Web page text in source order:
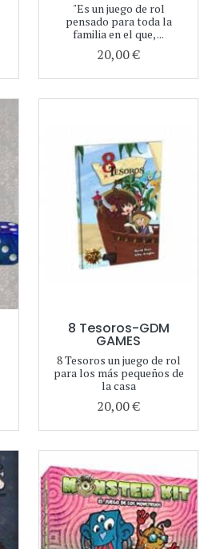
"Es un juego de rol
pensado para toda la
familia en el que, ...
20,00 €
8 Tesoros-GDM
GAMES
8 Tesoros un juego de rol
para los más pequeños de
la casa
20,00 €